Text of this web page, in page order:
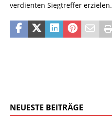
verdienten Siegtreffer erzielen.
NEUESTE BEITRÄGE